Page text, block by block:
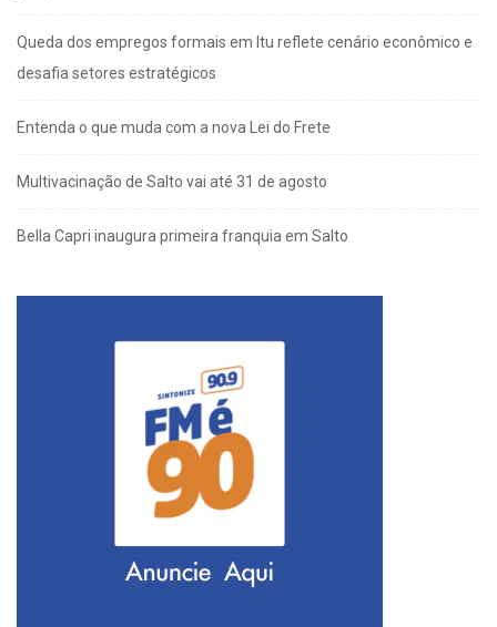
Queda dos empregos formais em Itu reflete cenário econômico e
desafia setores estratégicos
Entenda o que muda com a nova Lei do Frete
Multivacinação de Salto vai até 31 de agosto
Bella Capri inaugura primeira franquia em Salto